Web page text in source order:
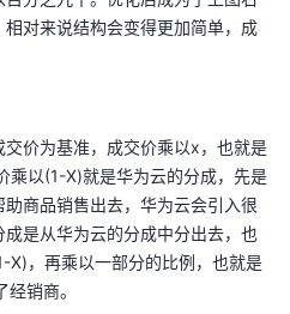
对来说结构会变得更加简单，成
价为基准，成交价乘以x，也就是
乘以(1-X)就是华为云的分成，先是
商品销售出去，华为云会引入很
是从华为云的分成中分出去，也
X)，再乘以一部分的比例，也就是
销商。